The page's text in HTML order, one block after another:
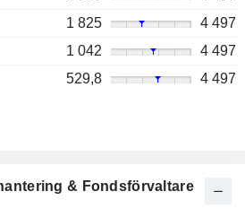
1 825
4 497
1 042
4 497
529,8 4 497
& Fondsförvaltare